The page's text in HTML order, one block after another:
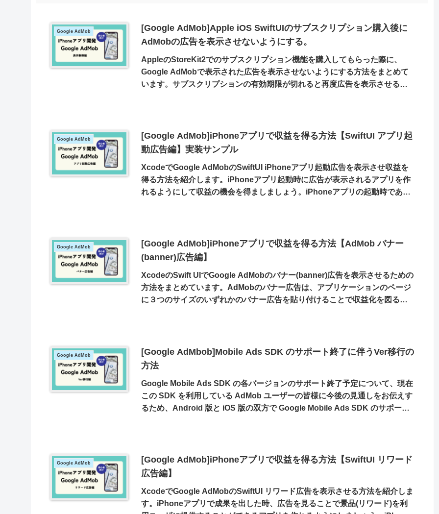
Google AdMob
[Google AdMob]Apple iOS SwiftUIのサブスクリプション購入後に
AdMobの広告を表示させないようにする。
AppleのStoreKit2でのサブスクリプション機能を購入してもらった際に、
Google AdMobで表示された広告を表示させないようにする方法をまとめて
います。サブスクリプションの有効期限が切れると再度広告を表示させるよ
Google AdMob
[Google AdMob]iPhoneアプリで収益を得る方法【SwiftUI アプリ起
動広告編】実装サンプル
XcodeでGoogle AdMobのSwiftUI iPhoneアプリ起動広告を表示させ収益を
得る方法を紹介します。iPhoneアプリ起動時に広告が表示されるアプリを作
れるようにして収益の機会を得ましましょう。iPhoneアプリの起動時であれ
Google AdMob
[Google AdMob]iPhoneアプリで収益を得る方法【AdMob バナー
(banner)広告編】
XcodeのSwift UIでGoogle AdMobのバナー(banner)広告を表示させるための
方法をまとめています。AdMobのバナー広告は、アプリケーションのページ
に３つのサイズのいずれかのバナー広告を貼り付けることで収益化を図るこ
ます。
Google AdMob
[Google AdMbob]Mobile Ads SDK のサポート終了に伴うVer移行の
方法
Google Mobile Ads SDK の各バージョンのサポート終了予定について、現在
この SDK を利用している AdMob ユーザーの皆様に今後の見通しをお伝えす
るため、Android 版と iOS 版の双方で Google Mobile Ads SDK のサポート
Google AdMob
[Google AdMob]iPhoneアプリで収益を得る方法【SwiftUI リワード
広告編】
XcodeでGoogle AdMobのSwiftUI リワード広告を表示させる方法を紹介しま
す。iPhoneアプリで成果を出した時、広告を見ることで景品(リワード)を利